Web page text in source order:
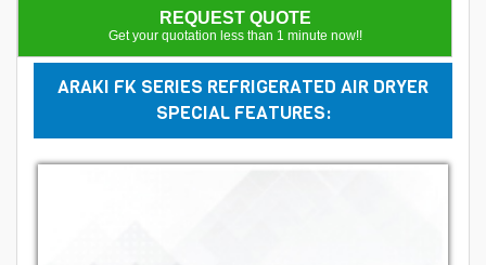
REQUEST QUOTE
Get your quotation less than 1 minute now!!
ARAKI FK SERIES REFRIGERATED AIR DRYER
SPECIAL FEATURES: